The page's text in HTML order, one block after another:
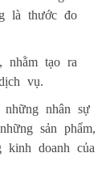
là thước đo
nhằm tạo ra
vụ.
nhân sự
sản phẩm,
doanh của